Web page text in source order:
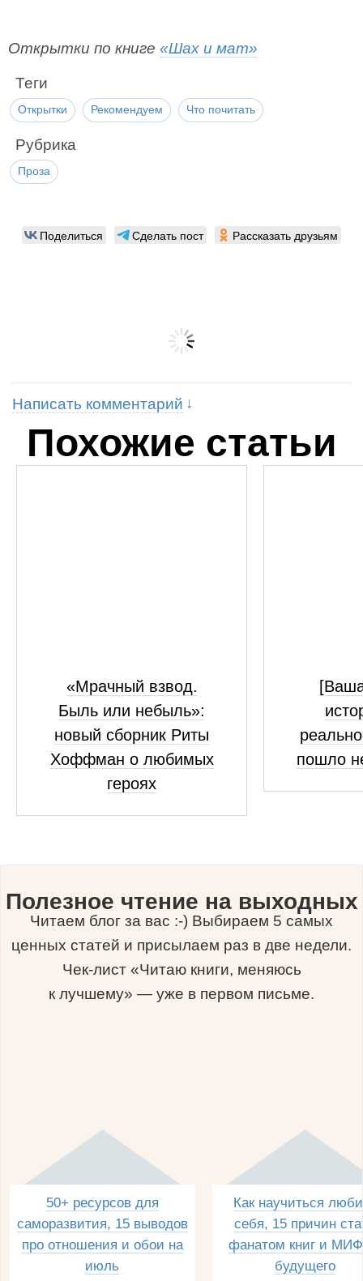
Открытки по книге «Шах и мат»
Теги
Открытки Рекомендуем Что почитать
Рубрика
Проза
Поделиться Сделать пост Рассказать друзьям
Написать комментарий
Похожие статьи
«Мрачный взвод.
Быль или небыль»:
новый сборник Риты
Хоффман о любимых
героях
пошло
Полезное чтение на выходных
Читаем блог за вас :-) Выбираем 5 самых
ценных статей и присылаем раз в две недели.
Чек-лист «Читаю книги, меняюсь
к лучшему» — уже в первом письме.
50+ ресурсов для
саморазвития, 15 выводов
про отношения и обои на
июль
Как научиться
себя, 15 причин
фанатом книг и
будущего